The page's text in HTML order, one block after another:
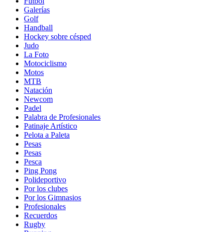
Galerías
Golf
Handball
Hockey sobre césped
Judo
La Foto
Motociclismo
Motos
MTB
Natación
Newcom
Padel
Palabra de Profesionales
Patinaje Artístico
Pelota a Paleta
Pesas
Pesas
Pesca
Ping Pong
Polideportivo
Por los clubes
Por los Gimnasios
Profesionales
Recuerdos
Rugby